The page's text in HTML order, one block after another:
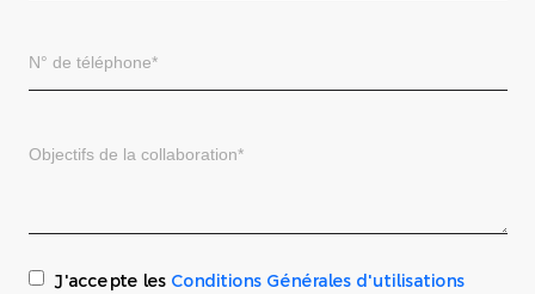
J'accepte les Conditions Générales d'utilisations